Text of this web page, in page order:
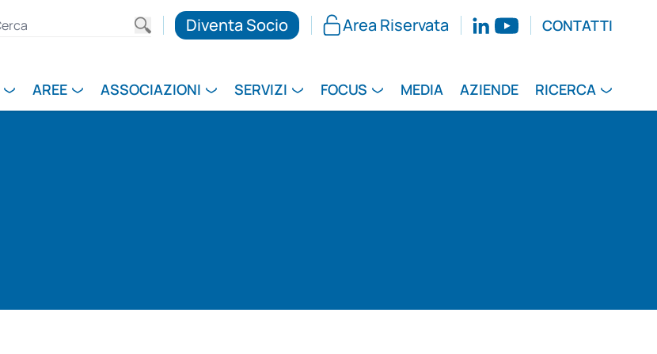
Diventa Socio Area Riservata CONTATTI
AREE ASSOCIAZIONI SERVIZI FOCUS MEDIA AZIENDE RICERCA